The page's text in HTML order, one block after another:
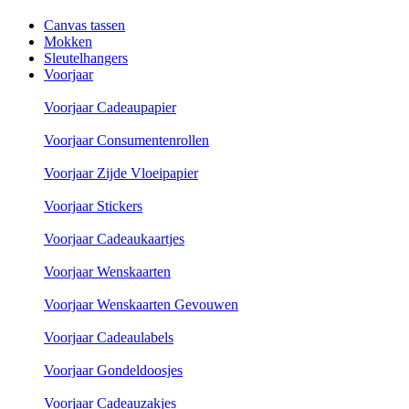
Canvas tassen
Mokken
Sleutelhangers
Voorjaar
Voorjaar Cadeaupapier
Voorjaar Consumentenrollen
Voorjaar Zijde Vloeipapier
Voorjaar Stickers
Voorjaar Cadeaukaartjes
Voorjaar Wenskaarten
Voorjaar Wenskaarten Gevouwen
Voorjaar Cadeaulabels
Voorjaar Gondeldoosjes
Voorjaar Cadeauzakjes